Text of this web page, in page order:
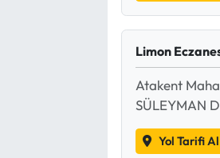
Limon
Atakent
SÜLEYMAN
Yol Tarifi Al